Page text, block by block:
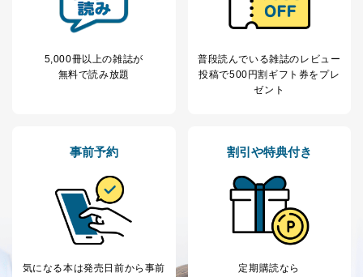
5,000冊以上の雑誌が
無料で読み放題
普段読んでいる雑誌のレビュー
投稿で500円割ギフト券をプレ
ゼント
事前予約
気になる本は発売日前から事前
割引や特典付き
定期購読なら